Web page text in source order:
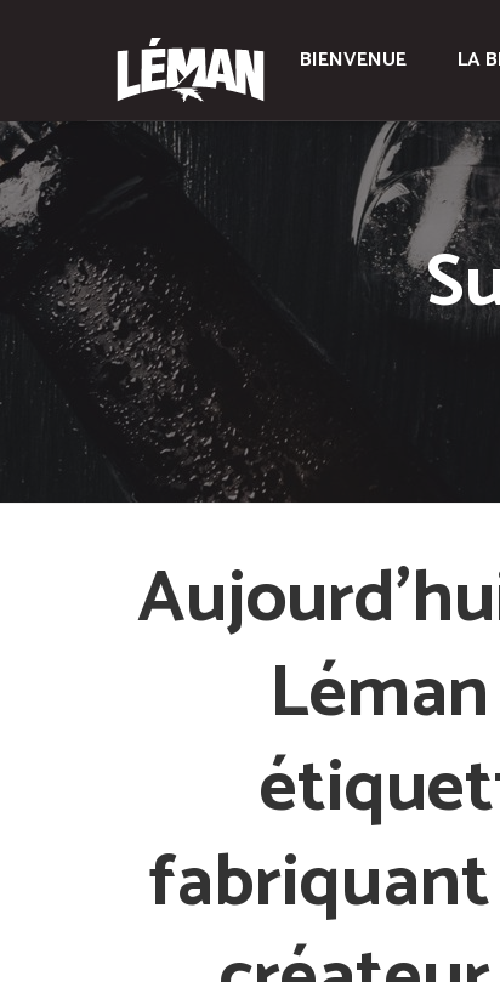
BIENVENUE LA
Léman